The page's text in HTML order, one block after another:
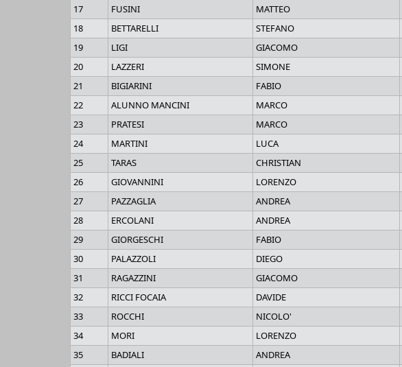
17
FUSINI MATTEO
18
BETTARELLI STEFANO
19
LIGI GIACOMO
20
LAZZERI SIMONE
21
BIGIARINI FABIO
22
ALUNNO MANCINI MARCO
23
PRATESI MARCO
24
MARTINI LUCA
25
TARAS CHRISTIAN
26
GIOVANNINI LORENZO
27
PAZZAGLIA ANDREA
28
ERCOLANI ANDREA
29
GIORGESCHI FABIO
30
PALAZZOLI DIEGO
31
RAGAZZINI GIACOMO
32
RICCI FOCAIA DAVIDE
33
ROCCHI NICOLO'
34
MORI LORENZO
35
BADIALI ANDREA